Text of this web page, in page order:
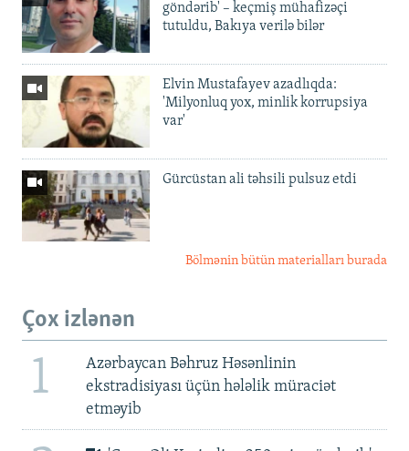
göndərib' – keçmiş mühafizəçi
tutuldu, Bakıya verilə bilər
Elvin Mustafayev azadlıqda:
'Milyonluq yox, minlik korrupsiya
var'
Gürcüstan ali təhsili pulsuz etdi
Bölmənin bütün materialları burada
Çox izlənən
1
Azərbaycan Bəhruz Həsənlinin
ekstradisiyası üçün hələlik müraciət
etməyib